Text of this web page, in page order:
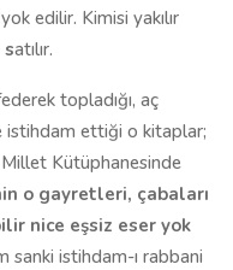
edilir. Kimisi yakılır
atılır.
topladığı, aç
istihdam ettiği o kitaplar;
Kütüphanesinde
o gayretleri, çabaları
nice eşsiz eser yok
sanki istihdam-ı rabbani